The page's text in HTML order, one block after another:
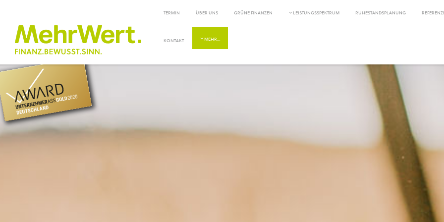
TERMIN ÜBER UNS GRÜNE FINANZEN LEISTUNGSSPEKTRUM RUHESTANDSPLANUNG
KONTAKT MEHR…